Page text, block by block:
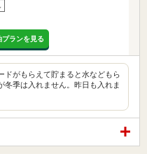
ランを見る
ドがもらえて貯まると水などもら
冬季は入れません。昨日も入れま